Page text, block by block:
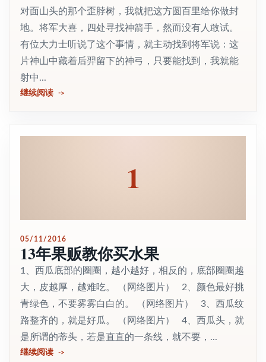
对面山头的那个歪脖树，我就把这方圆百里给你做封
地。将军大喜，四处寻找神箭手，然而没有人敢试。
有位大力士听说了这个事情，就主动找到将军说：这
片神山中藏着后羿留下的神弓，只要能找到，我就能
射中...
继续阅读
1
05/11/2016
13年果贩教你买水果
1、西瓜底部的圈圈，越小越好，相反的，底部圈圈越
大，皮越厚，越难吃。 （网络图片） 2、颜色最好挑
青绿色，不要雾雾白白的。 （网络图片） 3、西瓜纹
路整齐的，就是好瓜。 （网络图片） 4、西瓜头，就
是所谓的蒂头，若是直直的一条线，就不要，...
继续阅读